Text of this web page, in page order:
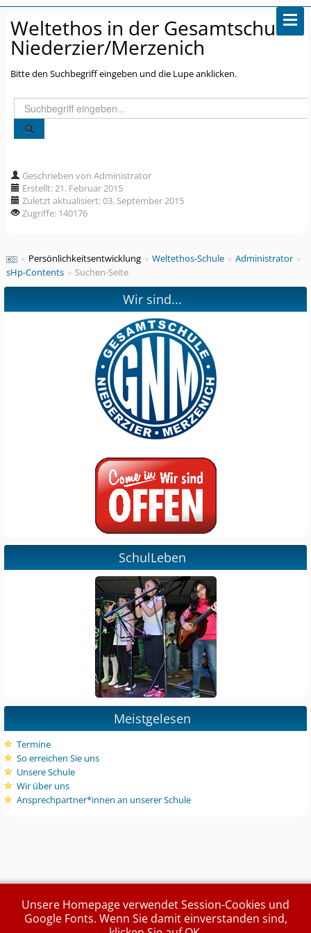
Weltethos in der Gesamtschule
Niederzier/Merzenich
Bitte den Suchbegriff eingeben und die Lupe anklicken.
Suchen
...
Geschrieben von Administrator
Erstellt: 21. Februar 2015
Zuletzt aktualisiert: 03. September 2015
Zugriffe: 140176
» Persönlichkeitsentwicklung » Weltethos-Schule » Administrator »
sHp-Contents » Suchen-Seite
Wir sind...
SchulLeben
Meistgelesen
Termine
So erreichen Sie uns
Unsere Schule
Wir über uns
Ansprechpartner*innen an unserer Schule
Unsere Homepage verwendet Session-Cookies und
Google Fonts. Wenn Sie damit einverstanden sind,